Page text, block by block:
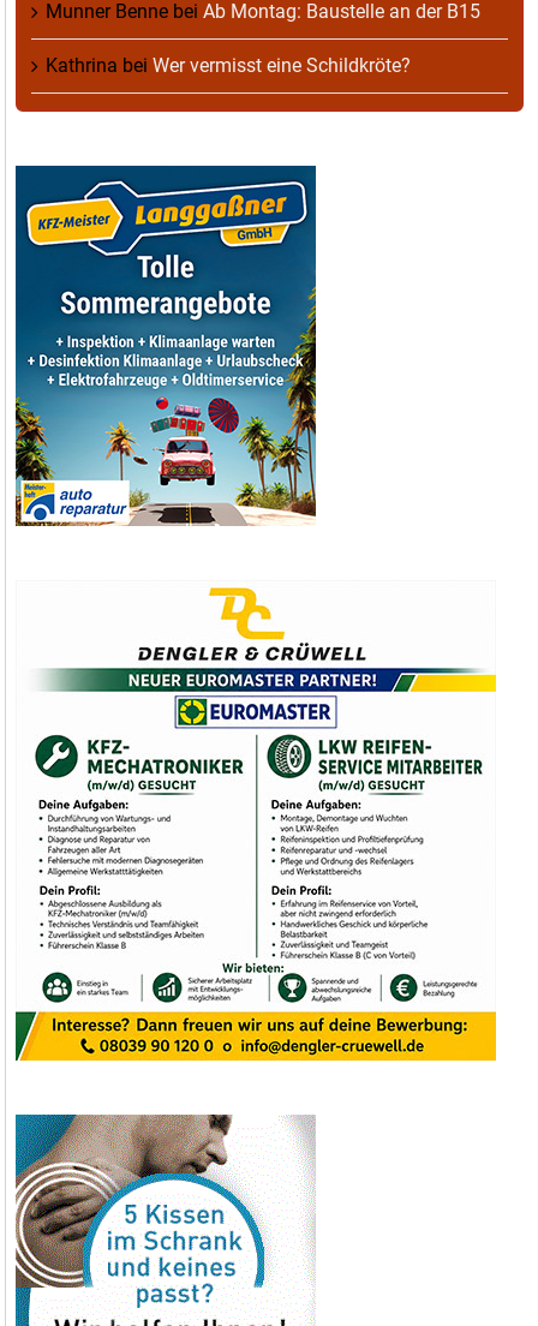
Munner Benne bei Ab Montag: Baustelle an der B15
Kathrina bei Wer vermisst eine Schildkröte?